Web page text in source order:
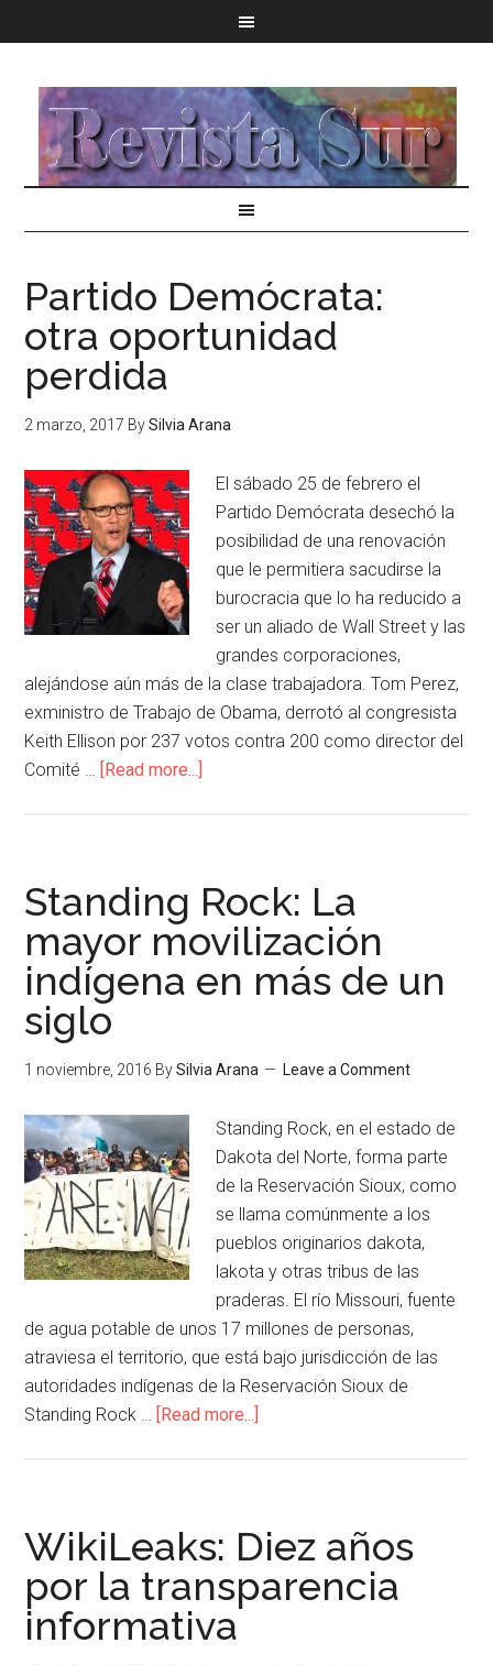
Partido Demócrata:
otra oportunidad
perdida
2 marzo, 2017 BySilvia Arana
El sábado 25 de febrero el
Partido Demócrata desechó la
posibilidad de una renovación
que le permitiera sacudirse la
burocracia que lo ha reducido a
ser un aliado de Wall Street y las
grandes corporaciones,
alejándose aún más de la clase trabajadora. Tom Perez,
exministro de Trabajo de Obama, derrotó al congresista
Keith Ellison por 237 votos contra 200 como director del
Comité … [Read more...]
Standing Rock: La
mayor movilización
indígena en más de un
siglo
1 noviembre, 2016 BySilvia Arana Leave a Comment
Standing Rock, en el estado de
Dakota del Norte, forma parte
de la Reservación Sioux, como
se llama comúnmente a los
pueblos originarios dakota,
lakota y otras tribus de las
praderas. El río Missouri, fuente
de agua potable de unos 17 millones de personas,
atraviesa el territorio, que está bajo jurisdicción de las
autoridades indígenas de la Reservación Sioux de
Standing Rock … [Read more...]
WikiLeaks: Diez años
por la transparencia
informativa